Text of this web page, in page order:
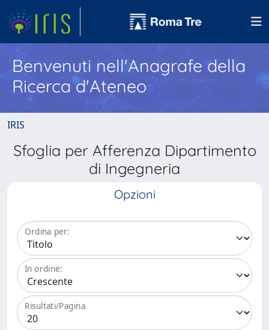
Benvenuti nell'Anagrafe della
Ricerca d'Ateneo
IRIS
Sfoglia per Afferenza Dipartimento
di Ingegneria
Opzioni
Ordina per:
In ordine:
Risultati/Pagina